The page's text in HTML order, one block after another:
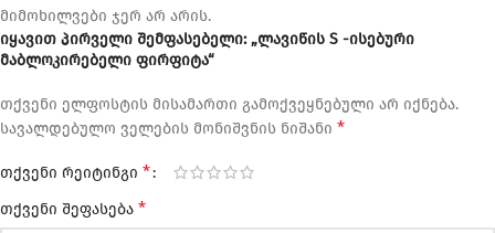
მიმოხილვები ჯერ არ არის.
იყავით პირველი შემფასებელი: „ლავიწის S -ისებური
მაბლოკირებელი ფირფიტა“
თქვენი ელფოსტის მისამართი გამოქვეყნებული არ იქნება.
სავალდებულო ველების მონიშვნის ნიშანი *
თქვენი რეიტინგი *
თქვენი შეფასება *